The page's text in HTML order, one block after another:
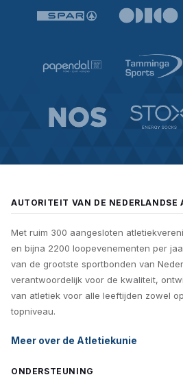
AUTORITEIT VAN DE NEDERLANDSE
Met ruim 300 aangesloten
en bijna 2200 loopevenementen per
van de grootste sportbonden van
verantwoordelijk voor de kwaliteit,
van atletiek voor alle leeftijden zowel
topniveau.
Meer over de Atletiekunie
ONDERSTEUNING